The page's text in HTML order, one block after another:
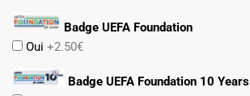
Badge UEFA Foundation
Oui +2.50€
Badge UEFA Foundation 10 Years